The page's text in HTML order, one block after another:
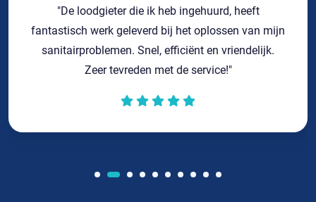
"De loodgieter die ik heb ingehuurd, heeft
fantastisch werk geleverd bij het oplossen van mijn
sanitairproblemen. Snel, efficiënt en vriendelijk.
Zeer tevreden met de service!"